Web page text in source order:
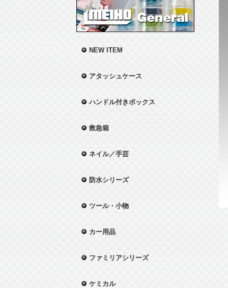
NEW ITEM
アタッシュケース
ハンドル付きボックス
救急箱
ネイル／手芸
防水シリーズ
ツール・小物
カー用品
ファミリアシリーズ
ケミカル